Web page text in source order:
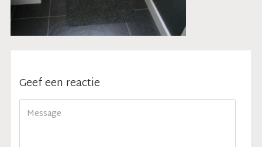
Geef een reactie